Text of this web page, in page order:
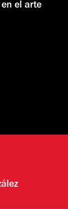
el arte